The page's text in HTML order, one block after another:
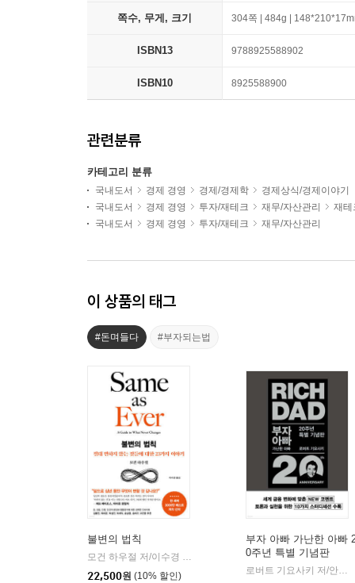
쪽수, 무게, 크기 304쪽 | 484g |
ISBN13 9788925588902
ISBN10 8925588900
관련분류
카테고리 분류
국내도서 경제 경영 경제/경제학
경제상식/경제이야기
국내도서
경제 경영 투자/재테크 재무/자산관리
재테
국내도서
경제 경영 투자/재테크 재무/자산관리
이 상품의 태그
#돈며들다 #부자되는법
불변의 법칙
모건 하우절 저/이수경 역
22,500원 (10% 할인)
부자 아빠 가난한 아빠
0주년 특별 기념판
로버트 기요사키 저/안진환 역